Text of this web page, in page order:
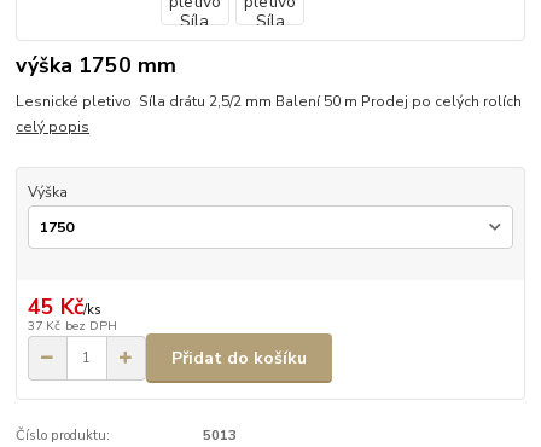
výška 1750 mm
Lesnické pletivo Síla drátu 2,5/2 mm Balení 50 m Prodej po celých rolích
celý popis
Výška
45 Kč/ks
37 Kč bez DPH
Přidat do košíku
Číslo produktu: 5013